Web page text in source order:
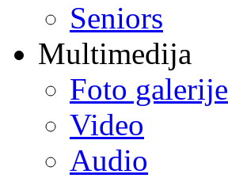
Seniors
Multimedija
Foto galerije
Video
Audio